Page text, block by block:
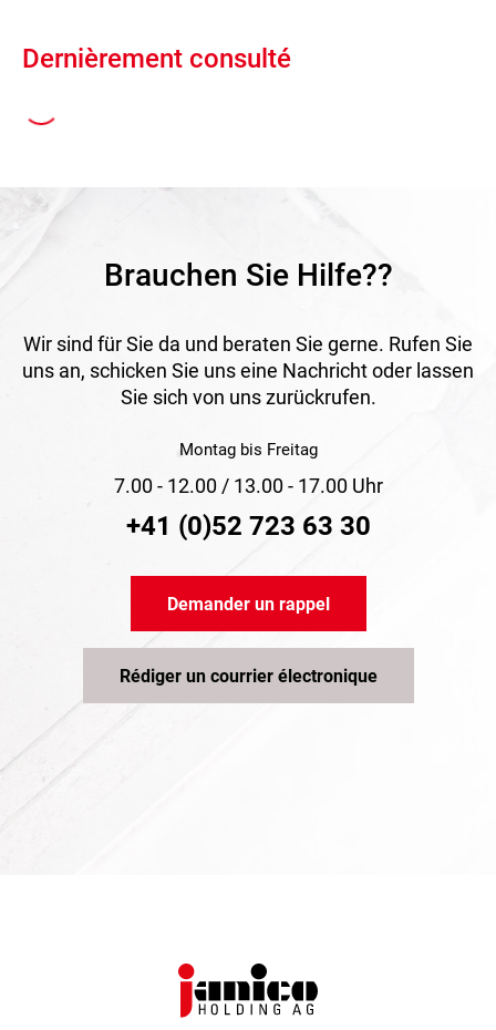
Dernièrement consulté
Brauchen Sie Hilfe??
Wir sind für Sie da und beraten Sie gerne. Rufen Sie
uns an, schicken Sie uns eine Nachricht oder lassen
Sie sich von uns zurückrufen.
Montag bis Freitag
7.00 - 12.00 / 13.00 - 17.00 Uhr
+41 (0)52 723 63 30
Demander un rappel
Rédiger un courrier électronique